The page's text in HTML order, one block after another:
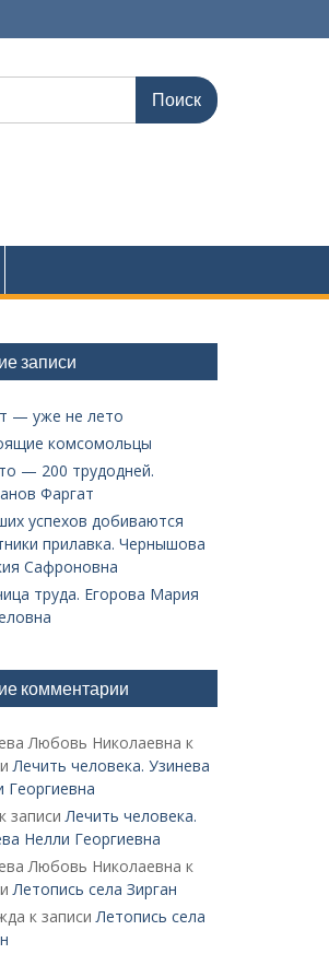
записи
— уже не лето
комсомольцы
— 200 трудодней.
Фаргат
успехов добиваются
прилавка. Чер­нышова
Сафроновна
труда. Его­рова Мария
комментарии
Любовь Николаевна к
Лечить человека. Узинева
Георгиевна
записиЛечить человека.
Нелли Георгиевна
Любовь Николаевна к
Летопись села Зирган
к записиЛетопись села